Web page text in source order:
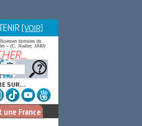
[VOIR]
histoires du
» (C. Nodier, 1840)
SUR...
une France